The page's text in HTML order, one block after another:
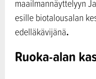
maailmannäyttelyyn
esille biotalousalan
edelläkävijänä.
Ruoka-alan